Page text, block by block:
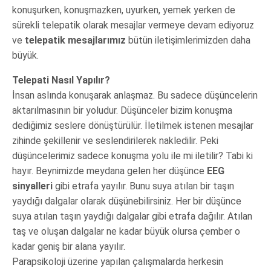
konuşurken, konuşmazken, uyurken, yemek yerken de
sürekli telepatik olarak mesajlar vermeye devam ediyoruz
ve telepatik mesajlarımız bütün iletişimlerimizden daha
büyük.
Telepati Nasıl Yapılır?
İnsan aslında konuşarak anlaşmaz. Bu sadece düşüncelerin
aktarılmasının bir yoludur. Düşünceler bizim konuşma
dediğimiz seslere dönüştürülür. İletilmek istenen mesajlar
zihinde şekillenir ve seslendirilerek nakledilir. Peki
düşüncelerimiz sadece konuşma yolu ile mi iletilir? Tabi ki
hayır. Beynimizde meydana gelen her düşünce EEG
sinyalleri gibi etrafa yayılır. Bunu suya atılan bir taşın
yaydığı dalgalar olarak düşünebilirsiniz. Her bir düşünce
suya atılan taşın yaydığı dalgalar gibi etrafa dağılır. Atılan
taş ve oluşan dalgalar ne kadar büyük olursa çember o
kadar geniş bir alana yayılır.
Parapsikoloji üzerine yapılan çalışmalarda herkesin